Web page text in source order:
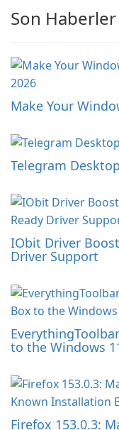
Son Haberler
Make Your
Telegram
IObit Driver
Driver Support
to the Windows
Firefox 153.0.3: